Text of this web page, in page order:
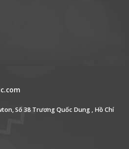
Số 38 Trương Quốc Dung , Hồ Chí